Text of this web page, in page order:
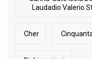
Laudadio Valerio
Cher